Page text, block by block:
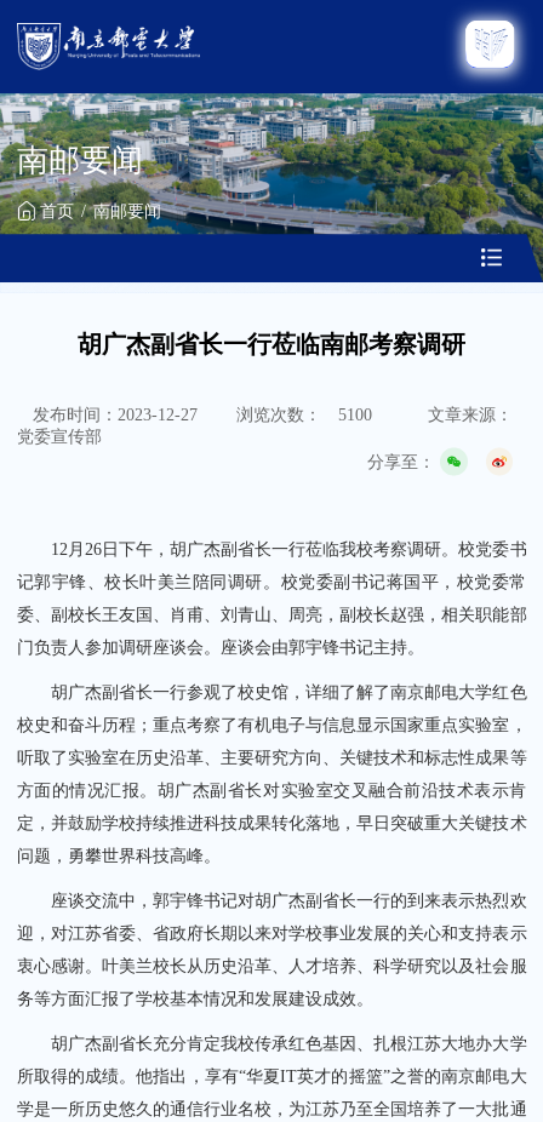
关闭
南邮要闻
首页 南邮要闻
胡广杰副省长一行莅临南邮考察调研
发布时间：2023-12-27 浏览次数： 5100
文章来源：
党委宣传部
分享至：
12月26日下午，胡广杰副省长一行莅临我校考察调研。校党委书
记郭宇锋、校长叶美兰陪同调研。校党委副书记蒋国平，校党委常
委、副校长王友国、肖甫、刘青山、周亮，副校长赵强，相关职能部
门负责人参加调研座谈会。座谈会由郭宇锋书记主持。
胡广杰副省长一行参观了校史馆，详细了解了南京邮电大学红色
校史和奋斗历程；重点考察了有机电子与信息显示国家重点实验室，
听取了实验室在历史沿革、主要研究方向、关键技术和标志性成果等
方面的情况汇报。胡广杰副省长对实验室交叉融合前沿技术表示肯
定，并鼓励学校持续推进科技成果转化落地，早日突破重大关键技术
问题，勇攀世界科技高峰。
座谈交流中，郭宇锋书记对胡广杰副省长一行的到来表示热烈欢
迎，对江苏省委、省政府长期以来对学校事业发展的关心和支持表示
衷心感谢。叶美兰校长从历史沿革、人才培养、科学研究以及社会服
务等方面汇报了学校基本情况和发展建设成效。
胡广杰副省长充分肯定我校传承红色基因、扎根江苏大地办大学
所取得的成绩。他指出，享有“华夏IT英才的摇篮”之誉的南京邮电大
学是一所历史悠久的通信行业名校，为江苏乃至全国培养了一大批通